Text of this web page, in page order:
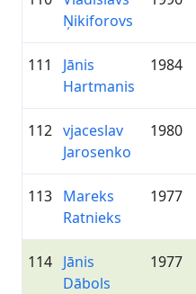
Ņikiforovs
111
Jānis
Hartmanis
1984
112 vjaceslav
Jarosenko
1980
113 Mareks
Ratnieks
1977
114 Jānis
Dābols
1977